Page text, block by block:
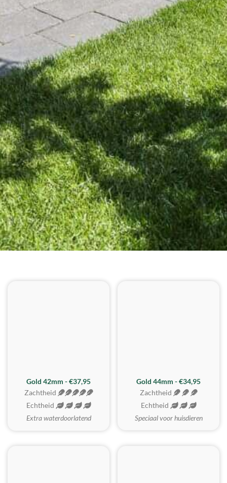
ZACHTSTE
Gold 42mm - €37,95
Zachtheid
Echtheid
Extra waterdoorlatend
Gold 44mm - €34,95
Zachtheid
Echtheid
Speciaal voor huisdieren